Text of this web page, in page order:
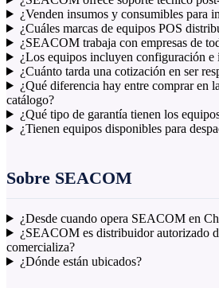
¿Venden insumos y consumibles para
¿Cuáles marcas de equipos POS
¿SEACOM trabaja con empresas de
¿Los equipos incluyen configuración e
¿Cuánto tarda una cotización en ser
¿Qué diferencia hay entre comprar en
catálogo?
¿Qué tipo de garantía tienen los
¿Tienen equipos disponibles para
Sobre SEACOM
¿Desde cuando opera SEACOM en
¿SEACOM es distribuidor autorizado
comercializa?
¿Dónde están ubicados?